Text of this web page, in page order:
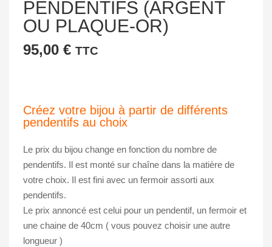
PENDENTIFS (ARGENT
OU PLAQUE-OR)
95,00 € TTC
Créez votre bijou à partir de différents
pendentifs au choix
Le prix du bijou change en fonction du nombre de
pendentifs. Il est monté sur chaîne dans la matière de
votre choix. Il est fini avec un fermoir assorti aux
pendentifs.
Le prix annoncé est celui pour un pendentif, un fermoir et
une chaine de 40cm ( vous pouvez choisir une autre
longueur )